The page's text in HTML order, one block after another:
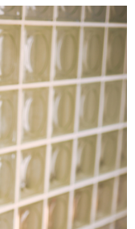
每月結算日後寄送繳費提
灣大直營門市／銀行轉
稱本公司）所提供，讓
由商店將買賣／分期付款
繳交帳款。
的，商店將以您的個人
進項蒐集、處理及利用，
核對及更正。
userRule